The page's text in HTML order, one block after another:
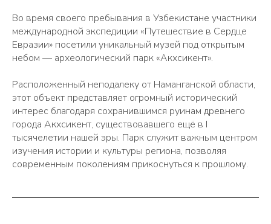
Во время своего пребывания в Узбекистане участники
международной экспедиции «Путешествие в Сердце
Евразии» посетили уникальный музей под открытым
небом — археологический парк «Акхсикент».
Расположенный неподалеку от Наманганской области,
этот объект представляет огромный исторический
интерес благодаря сохранившимся руинам древнего
города Акхсикент, существовавшего ещё в I
тысячелетии нашей эры. Парк служит важным центром
изучения истории и культуры региона, позволяя
современным поколениям прикоснуться к прошлому.